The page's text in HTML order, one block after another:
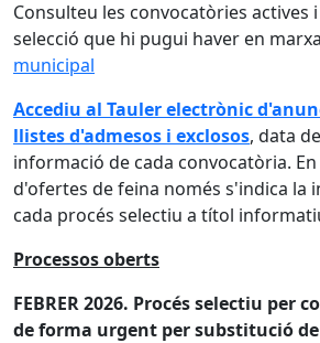
Consulteu les convocatòries actives
selecció que hi pugui haver en
municipal
Accediu al Tauler electrònic
llistes d'admesos i exclosos, data
informació de cada convocatòria.
d'ofertes de feina només s'indica la
cada procés selectiu a títol
Processos oberts
FEBRER 2026. Procés selectiu per
de forma urgent per substitució